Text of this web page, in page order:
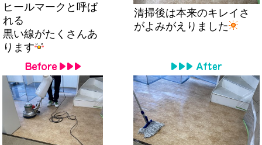
ヒールマークと呼ば
れる
黒い線がたくさんあ
ります
清掃後は本来のキレイさ
がよみがえりました